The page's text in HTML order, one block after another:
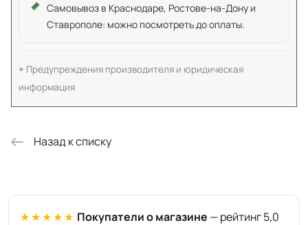
Самовывоз в Краснодаре, Ростове-на-Дону и
Ставрополе: можно посмотреть до оплаты.
Предупреждения производителя и юридическая
информация
Назад к списку
★★★★★ Покупатели о магазине — рейтинг 5,0